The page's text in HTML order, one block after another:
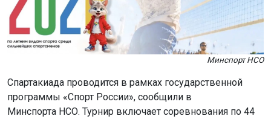
Минспорт НСО
Спартакиада проводится в рамках государственной
программы «Спорт России», сообщили в
Минспорта НСО. Турнир включает соревнования по 44